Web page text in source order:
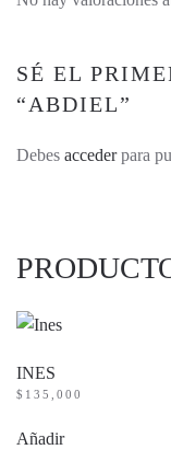
SÉ EL
“ABDIEL”
Debes accederpara
INES
$ 135,000
Añadir